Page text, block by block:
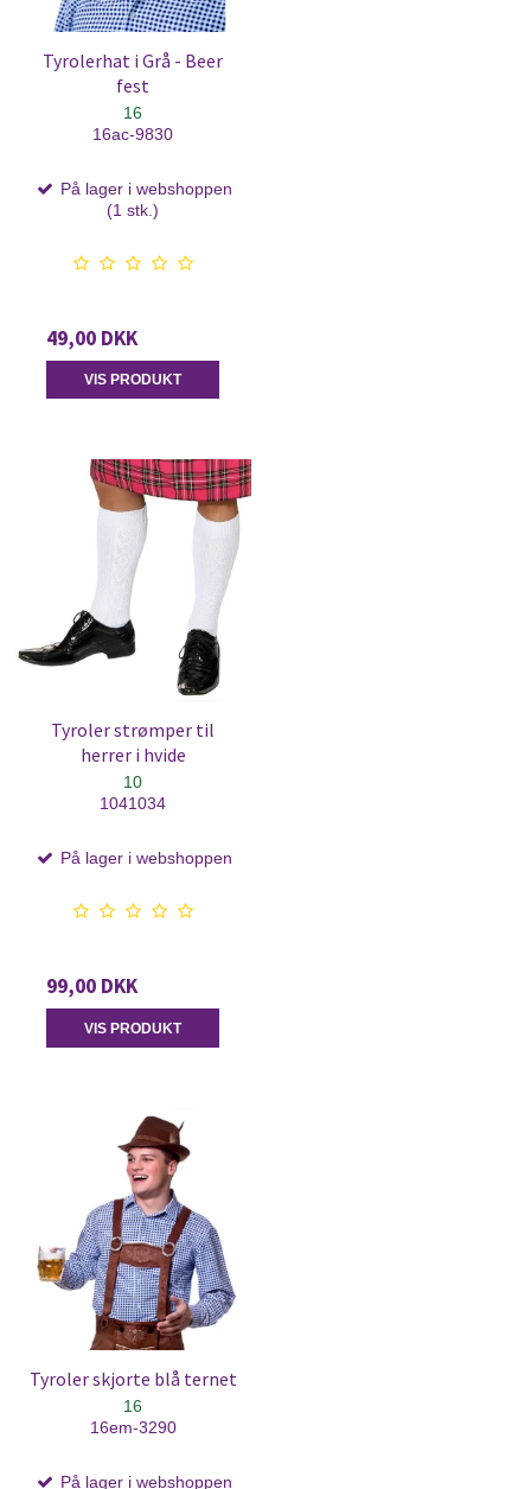
Tyrolerhat i Grå - Beer
fest
16
16ac-9830
På lager i webshoppen
(1 stk.)
49,00 DKK
VIS PRODUKT
Tyroler strømper til
herrer i hvide
10
1041034
På lager i webshoppen
99,00 DKK
VIS PRODUKT
Tyroler skjorte blå ternet
16
16em-3290
På lager i webshoppen